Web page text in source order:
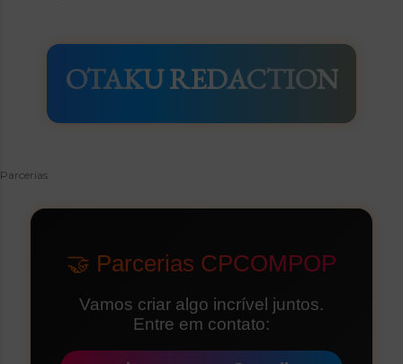
OTAKU REDACTION
Parcerias
🤝 Parcerias CPCOMPOP
Vamos criar algo incrível juntos.
Entre em contato: